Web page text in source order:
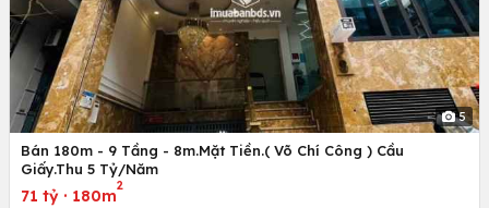
5
Bán 180m - 9 Tầng - 8m.Mặt Tiền.( Võ Chí Công ) Cầu
Giấy.Thu 5 Tỷ/Năm
71 tỷ · 180m
2